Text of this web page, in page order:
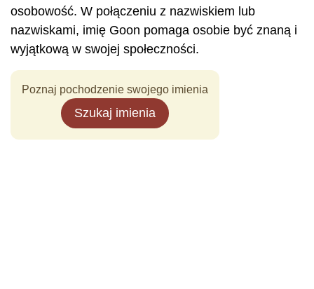
osobowość. W połączeniu z nazwiskiem lub
nazwiskami, imię Goon pomaga osobie być znaną i
wyjątkową w swojej społeczności.
Poznaj pochodzenie swojego imienia
Szukaj imienia